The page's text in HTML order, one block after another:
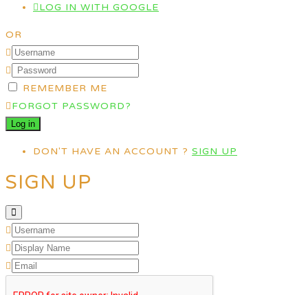
LOG IN WITH GOOGLE
OR
REMEMBER ME
FORGOT PASSWORD?
DON'T HAVE AN ACCOUNT ? SIGN UP
SIGN UP